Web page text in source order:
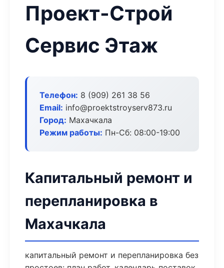
Проект-Строй
Сервис Этаж
Телефон: 8 (909) 261 38 56
Email: info@proektstroyserv873.ru
Город: Махачкала
Режим работы: Пн-Сб: 08:00-19:00
Капитальный ремонт и
перепланировка в
Махачкала
капитальный ремонт и перепланировка без